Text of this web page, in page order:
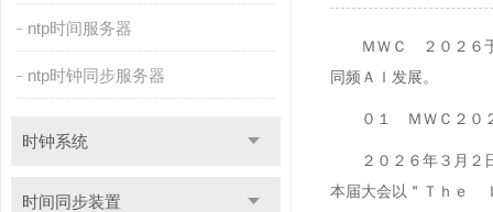
ntp时间服务器
ntp时钟同步服务器
时钟系统
时间同步装置
ＭＷＣ ２０２６
同频ＡＩ发展。
０１ ＭＷＣ２０
２０２６年３月
本届大会以＂Ｔｈｅ